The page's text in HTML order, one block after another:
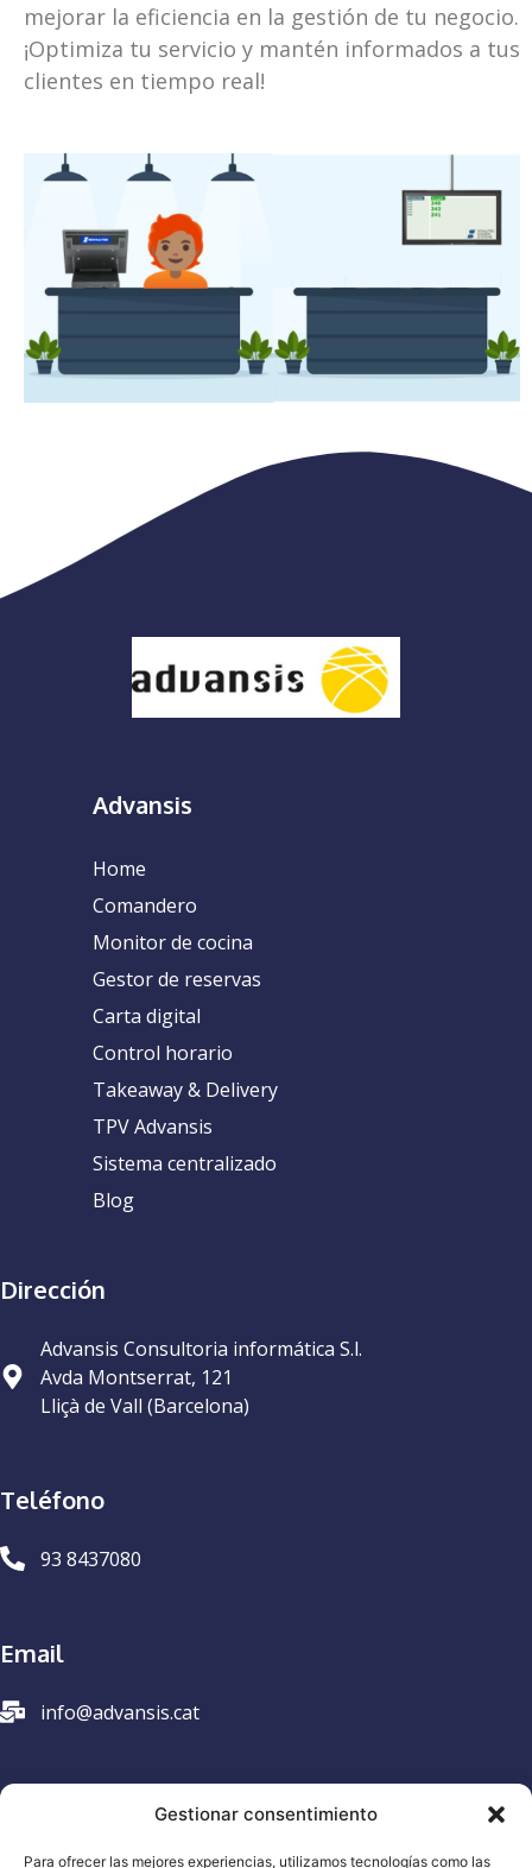
Gestionar consentimiento
Para ofrecer las mejores experiencias, utilizamos tecnologías como las
mejorar la eficiencia en la gestión de tu negocio.
¡Optimiza tu servicio y mantén informados a tus
clientes en tiempo real!
Advansis
Home
Comandero
Monitor de cocina
Gestor de reservas
Carta digital
Control horario
Takeaway & Delivery
TPV Advansis
Sistema centralizado
Blog
Dirección
Advansis Consultoria informática S.l.
Avda Montserrat, 121
Lliçà de Vall (Barcelona)
Teléfono
93 8437080
Email
info@advansis.cat
Aviso legal